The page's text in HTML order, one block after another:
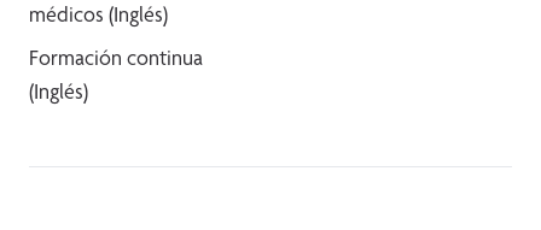
médicos (Inglés)
Formación continua
(Inglés)